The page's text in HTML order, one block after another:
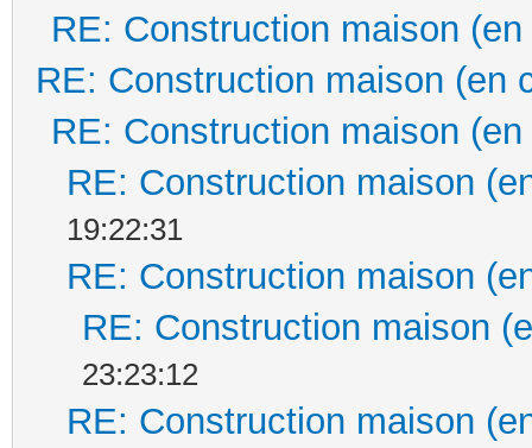
RE: Construction maison
RE: Construction maison (en
RE: Construction maison
RE: Construction maison
19:22:31
RE: Construction maison
RE: Construction maison
23:23:12
RE: Construction maison